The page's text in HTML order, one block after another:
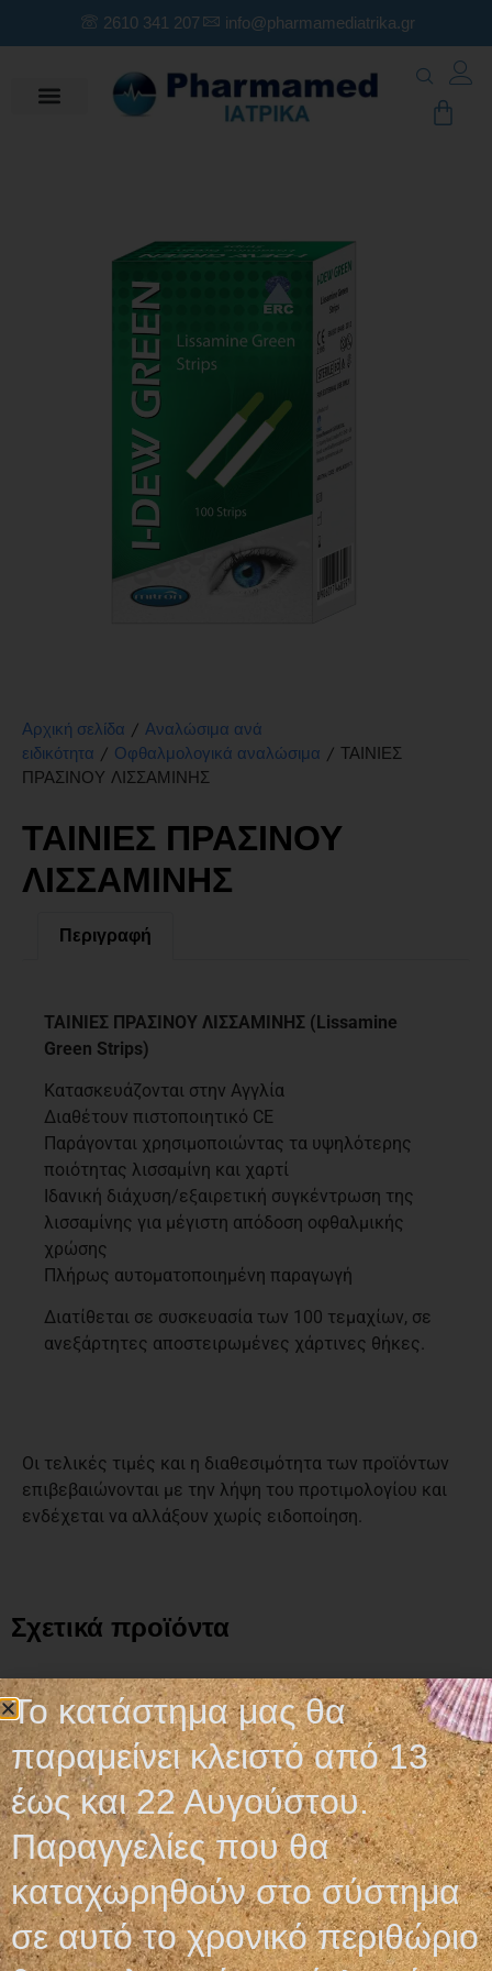
2610 341 207 info@pharmamediatrika.gr
Αρχική σελίδα / Αναλώσιμα ανά
ειδικότητα / Οφθαλμολογικά αναλώσιμα / ΤΑΙΝΙΕΣ
ΠΡΑΣΙΝΟΥ ΛΙΣΣΑΜΙΝΗΣ
ΤΑΙΝΙΕΣ ΠΡΑΣΙΝΟΥ
ΛΙΣΣΑΜΙΝΗΣ
Περιγραφή
ΤΑΙΝΙΕΣ ΠΡΑΣΙΝΟΥ ΛΙΣΣΑΜΙΝΗΣ (Lissamine
Green Strips)
Κατασκευάζονται στην Αγγλία
Διαθέτουν πιστοποιητικό CE
Παράγονται χρησιμοποιώντας τα υψηλότερης
ποιότητας λισσαμίνη και χαρτί
Ιδανική διάχυση/εξαιρετική συγκέντρωση της
λισσαμίνης για μέγιστη απόδοση οφθαλμικής
χρώσης
Πλήρως αυτοματοποιημένη παραγωγή
Διατίθεται σε συσκευασία των 100 τεμαχίων, σε
ανεξάρτητες αποστειρωμένες χάρτινες θήκες.
Οι τελικές τιμές και η διαθεσιμότητα των προϊόντων
επιβεβαιώνονται με την λήψη του προτιμολογίου και
ενδέχεται να αλλάξουν χωρίς ειδοποίηση.
Σχετικά προϊόντα
ΚΑΡΔΙΟΛΟΓΙΚΑ –
ΚΑΤΑΓΡΑΦΙΚΑ ΧΑΡΤΙΑ
ΑΥΤΟΚΟΛΛΗΤΑ
ΕΠΙΘΕΜΑΤΑ ΓΑΖΑΣ
Το κατάστημα μας θα
παραμείνει κλειστό από 13
έως και 22 Αυγούστου.
Παραγγελίες που θα
καταχωρηθούν στο σύστημα
σε αυτό το χρονικό περιθώριο